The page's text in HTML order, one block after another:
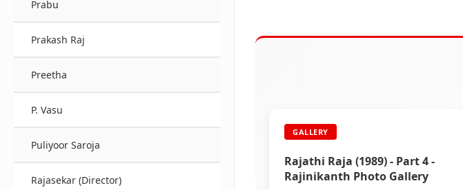
Prabu
Prakash Raj
Preetha
P. Vasu
Puliyoor Saroja
Rajasekar (Director)
GALLERY
Rajathi Raja (1989) - Part 4 -
Rajinikanth Photo Gallery